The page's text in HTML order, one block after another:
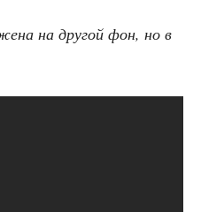
на дру­гой фон, но в